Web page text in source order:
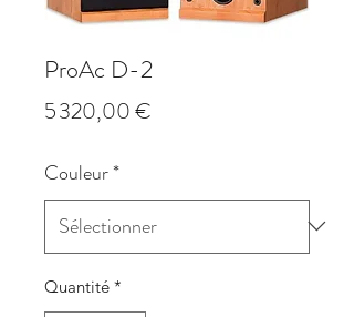
ProAc D-2
5 320,00 €
Couleur*
Quantité *